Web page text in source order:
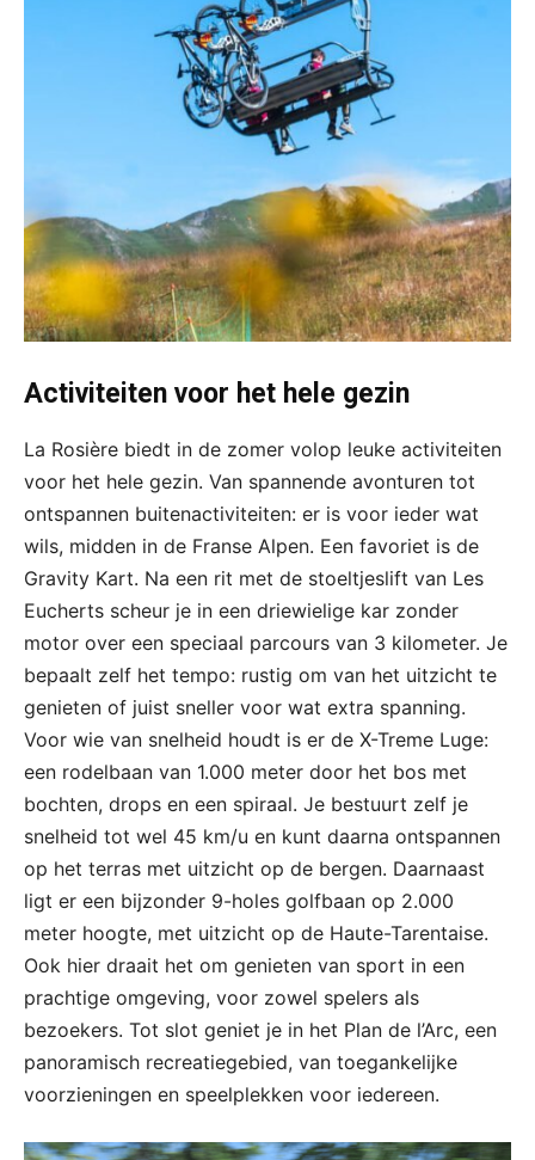
Activiteiten voor het hele gezin
La Rosière biedt in de zomer volop leuke activiteiten
voor het hele gezin. Van spannende avonturen tot
ontspannen buitenactiviteiten: er is voor ieder wat
wils, midden in de Franse Alpen. Een favoriet is de
Gravity Kart. Na een rit met de stoeltjeslift van Les
Eucherts scheur je in een driewielige kar zonder
motor over een speciaal parcours van 3 kilometer. Je
bepaalt zelf het tempo: rustig om van het uitzicht te
genieten of juist sneller voor wat extra spanning.
Voor wie van snelheid houdt is er de X-Treme Luge:
een rodelbaan van 1.000 meter door het bos met
bochten, drops en een spiraal. Je bestuurt zelf je
snelheid tot wel 45 km/u en kunt daarna ontspannen
op het terras met uitzicht op de bergen. Daarnaast
ligt er een bijzonder 9-holes golfbaan op 2.000
meter hoogte, met uitzicht op de Haute-Tarentaise.
Ook hier draait het om genieten van sport in een
prachtige omgeving, voor zowel spelers als
bezoekers. Tot slot geniet je in het Plan de l’Arc, een
panoramisch recreatiegebied, van toegankelijke
voorzieningen en speelplekken voor iedereen.